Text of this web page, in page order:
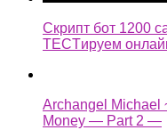
Скрипт бот 1200
TECTируем
Archangel Michael
Money — Part 2 —